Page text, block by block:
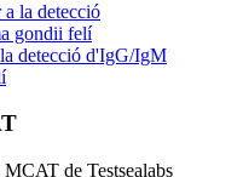
la detecció d'IgG/IgM